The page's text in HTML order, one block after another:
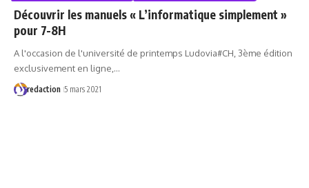
Découvrir les manuels « L’informatique simplement »
pour 7-8H
A l'occasion de l'université de printemps Ludovia#CH, 3ème édition
exclusivement en ligne,…
redaction 5 mars 2021